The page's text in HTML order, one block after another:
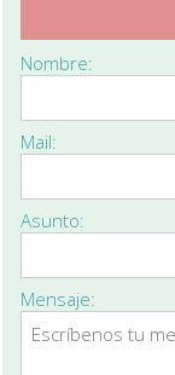
Nombre:
Mail:
Asunto:
Mensaje: